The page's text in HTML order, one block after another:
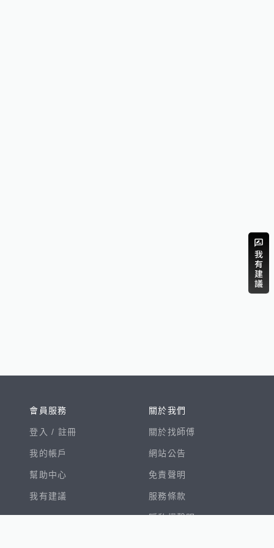
會員服務
登入 / 註冊
我的帳戶
幫助中心
我有建議
關於我們
關於找師傅
網站公告
免責聲明
服務條款
隱私權聲明